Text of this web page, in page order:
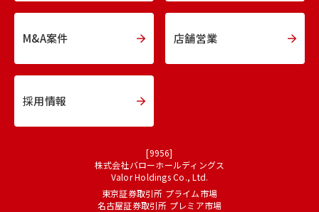
M&A案件 店舗営業
採用情報
[9956]
株式会社バローホールディングス
Valor Holdings Co., Ltd.
東京証券取引所 プライム市場
名古屋証券取引所 プレミア市場